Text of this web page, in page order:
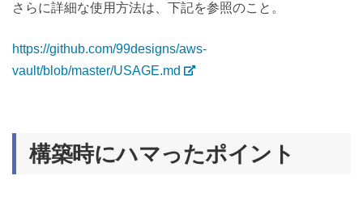
さらに詳細な使用方法は、下記を参照のこと。
https://github.com/99designs/aws-
vault/blob/master/USAGE.md
構築時にハマったポイント